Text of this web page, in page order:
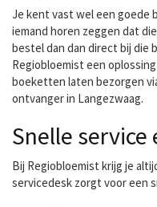
Je kent vast wel een goede
iemand horen zeggen dat
bestel dan dan direct bij die
Regiobloemist een
boeketten laten bezorgen
ontvanger in Langezwaag.
Snelle
Bij Regiobloemist krijg je
servicedesk zorgt voor een